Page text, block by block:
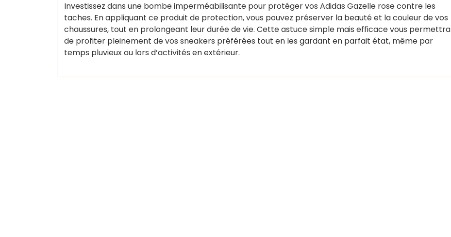
Investissez dans une bombe imperméabilisante pour protéger vos Adidas Gazelle rose contre les
taches. En appliquant ce produit de protection, vous pouvez préserver la beauté et la couleur de vos
chaussures, tout en prolongeant leur durée de vie. Cette astuce simple mais efficace vous permettra
de profiter pleinement de vos sneakers préférées tout en les gardant en parfait état, même par
temps pluvieux ou lors d’activités en extérieur.